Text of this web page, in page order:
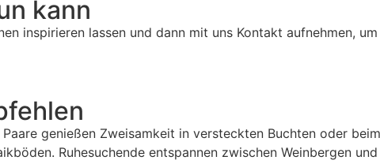
kann
inspirieren lassen und dann mit uns Kontakt aufnehmen,
genießen Zweisamkeit in versteckten Buchten oder
Ruhesuchende entspannen zwischen Weinbergen